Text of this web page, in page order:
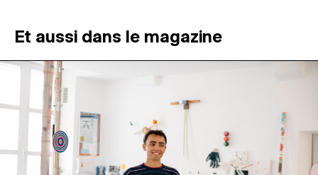
ATELIERS OUVERTS
PROGRAMMATION
MAGAZINE
ESPACES DE PRATIQUE ARTISTIQUE ↓
Et aussi dans le magazine